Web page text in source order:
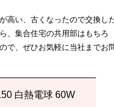
高い、古くなったので交換し
、集合住宅の共用部はもちろ
で、ぜひお気軽に当社までお
白熱電球 60W